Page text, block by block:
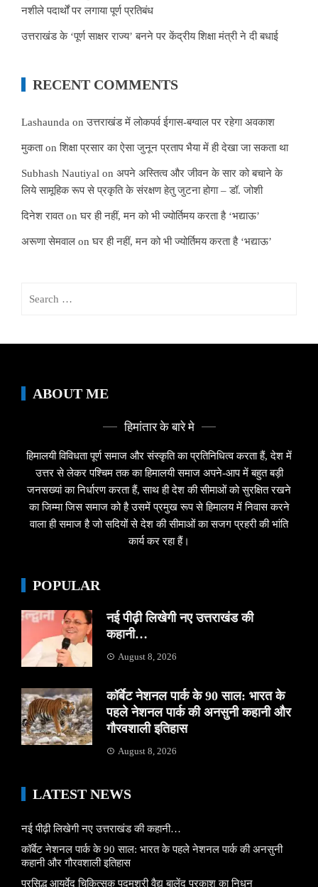
नशीले पदार्थों पर लगाया पूर्ण प्रतिबंध
उत्तराखंड के ‘पूर्ण साक्षर राज्य’ बनने पर केंद्रीय शिक्षा मंत्री ने दी बधाई
RECENT COMMENTS
Lashaunda onउत्तराखंड में लोकपर्व ईगास-बग्वाल पर रहेगा अवकाश
मुकताonशिक्षा प्रसार का ऐसा जुनून प्रताप भैया में ही देखा जा सकता था
Subhash Nautiyal on अपने अस्तित्व और जीवन के सार को बचाने के
लिये सामूहिक रूप से प्रकृति के संरक्षण हेतु जुटना होगा – डॉ. जोशी
दिनेश रावतonघर ही नहीं, मन को भी ज्योर्तिमय करता है ‘भद्याऊ’
अरूणा सेमवाल onघर ही नहीं, मन को भी ज्योर्तिमय करता है ‘भद्याऊ’
ABOUT ME
हिमांतार के बारे मे
हिमालयी विविधता पूर्ण समाज और संस्कृति का प्रतिनिधित्व करता हैं, देश में
उत्तर से लेकर पश्चिम तक का हिमालयी समाज अपने-आप में बहुत बड़ी
जनसख्यां का निर्धारण करता हैं, साथ ही देश की सीमाओं को सुरक्षित रखने
का जिम्मा जिस समाज को है उसमें प्रमुख रूप से हिमालय में निवास करने
वाला ही समाज है जो सदियों से देश की सीमाओं का सजग प्रहरी की भांति
कार्य कर रहा हैं।
POPULAR
नई पीढ़ी लिखेगी नए उत्तराखंड की
कहानी…
August 8, 2026
कॉर्बेट नेशनल पार्क के 90 साल: भारत के
पहले नेशनल पार्क की अनसुनी कहानी और
गौरवशाली इतिहास
August 8, 2026
LATEST NEWS
नई पीढ़ी लिखेगी नए उत्तराखंड की कहानी…
कॉर्बेट नेशनल पार्क के 90 साल: भारत के पहले नेशनल पार्क की अनसुनी
कहानी और गौरवशाली इतिहास
प्रसिद्ध आयुर्वेद चिकित्सक पद्मश्री वैद्य बालेंदु प्रकाश का निधन